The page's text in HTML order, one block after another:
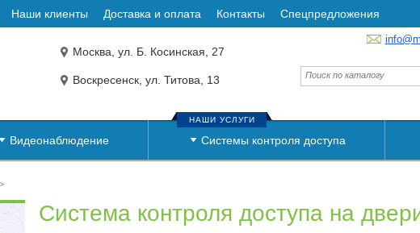
Наши клиенты Доставка и оплата Контакты Спецпредложения
Москва, ул. Б. Косинская, 27
Воскресенск, ул. Титова, 13
Видеонаблюдение Системы контроля доступа
НАШИ УСЛУГИ
Система контроля доступа на